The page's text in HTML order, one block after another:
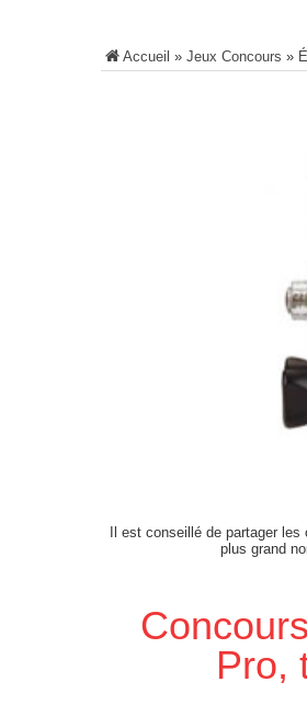
Accueil » Jeux Concours »
Il est conseillé de partager
plus grand
Pro,